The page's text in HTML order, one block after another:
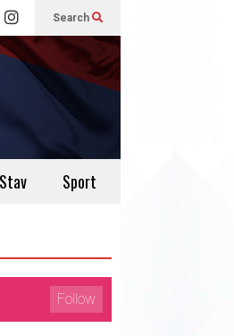
Search
Stav Sport
Follow